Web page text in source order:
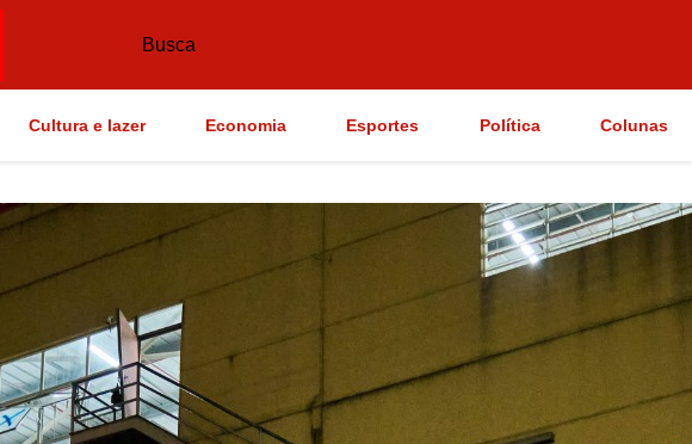
Busca
Cultura e lazer Economia Esportes Política Colunas